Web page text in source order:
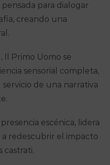
para dialogar
creando una
Il Primo Uomo se
sensorial completa,
de una narrativa
escénica, lidera
redescubrir el impacto
castrati.